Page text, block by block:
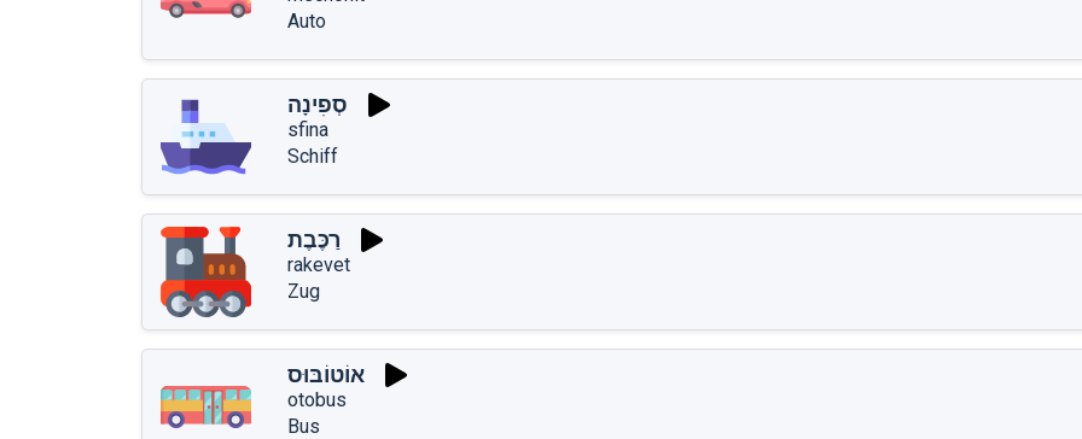
Auto
סְפִינָה
sfina
Schiff
רַכֶּבֶת
rakevet
Zug
אוֹטוֹבּוּס
otobus
Bus